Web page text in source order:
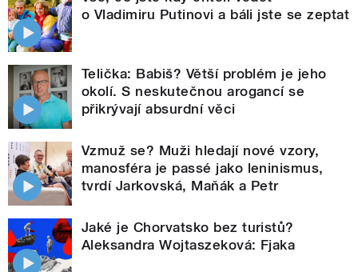
o Vladimiru Putinovi a báli jste se zeptat
Telička: Babiš? Větší problém je jeho
okolí. S neskutečnou arogancí se
přikrývají absurdní věci
Vzmuž se? Muži hledají nové vzory,
manosféra je passé jako leninismus,
tvrdí Jarkovská, Maňák a Petr
Jaké je Chorvatsko bez turistů?
Aleksandra Wojtaszeková: Fjaka